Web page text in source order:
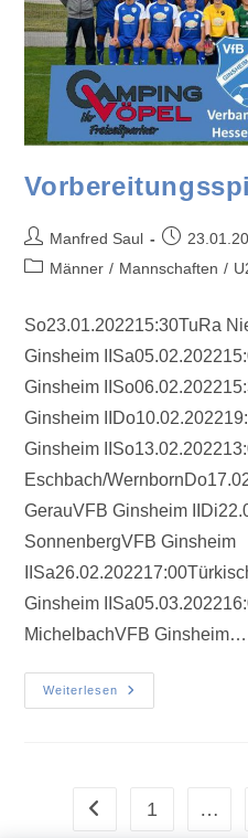
Manfred Saul
Männer / Mannschaften /
So23.01.202215:30TuRa
Ginsheim
Ginsheim
Ginsheim
Ginsheim
Eschbach/
GerauVFB Ginsheim
SonnenbergVFB Ginsheim
Ginsheim
MichelbachVFB Ginsheim…
Weiterlesen
1 …